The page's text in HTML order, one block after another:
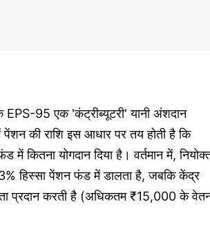
EPS-95 एक 'कंट्रीब्यूटरी' यानी अंशदान
की राशि इस आधार पर तय होती है कि
में कितना योगदान दिया है। वर्तमान में,
हिस्सा पेंशन फंड में डालता है, जबकि केंद्र
प्रदान करती है (अधिकतम ₹15,000 के